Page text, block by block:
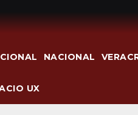
NACIONAL
UX